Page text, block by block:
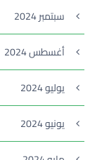
سبتمبر 2024
أغسطس 2024
يوليو 2024
يونيو 2024